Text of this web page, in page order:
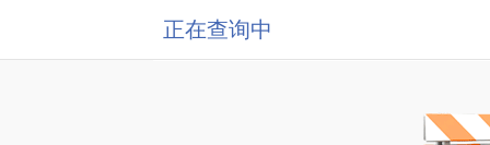
正在查询中